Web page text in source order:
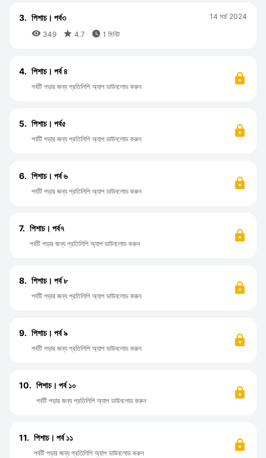
3. পিশাচ। পর্ব৩
 349  4.7  1 মিনিট
14 মার্চ 2024
4. পিশাচ। পর্ব ৪
পর্বটি পড়ার জন্য প্রতিলিপি অ্যাপ ডাউনলোড করুন
5. পিশাচ। পর্ব৫
পর্বটি পড়ার জন্য প্রতিলিপি অ্যাপ ডাউনলোড করুন
6. পিশাচ। পর্ব ৬
পর্বটি পড়ার জন্য প্রতিলিপি অ্যাপ ডাউনলোড করুন
7. পিশাচ। পর্ব৭
পর্বটি পড়ার জন্য প্রতিলিপি অ্যাপ ডাউনলোড করুন
8. পিশাচ। পর্ব ৮
পর্বটি পড়ার জন্য প্রতিলিপি অ্যাপ ডাউনলোড করুন
9. পিশাচ। পর্ব ৯
পর্বটি পড়ার জন্য প্রতিলিপি অ্যাপ ডাউনলোড করুন
10. পিশাচ। পর্ব ১০
পর্বটি পড়ার জন্য প্রতিলিপি অ্যাপ ডাউনলোড করুন
11. পিশাচ। পর্ব ১১
পর্বটি পড়ার জন্য প্রতিলিপি অ্যাপ ডাউনলোড করুন